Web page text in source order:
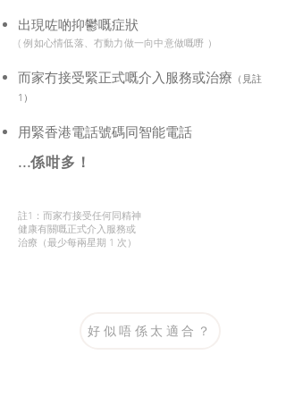
出現咗啲抑鬱嘅症狀
( 例如心情低落、冇動力做一向中意做嘅嘢 ）
而家冇接受緊正式嘅介入服務或治療 （見註
1）
​用緊香港電話號碼同智能電話
​...係咁多！
註1：而家冇接受任何同精神
健康有關嘅正式介入服務或
治療（最少每兩星期 1 次）
好似唔係太適合？